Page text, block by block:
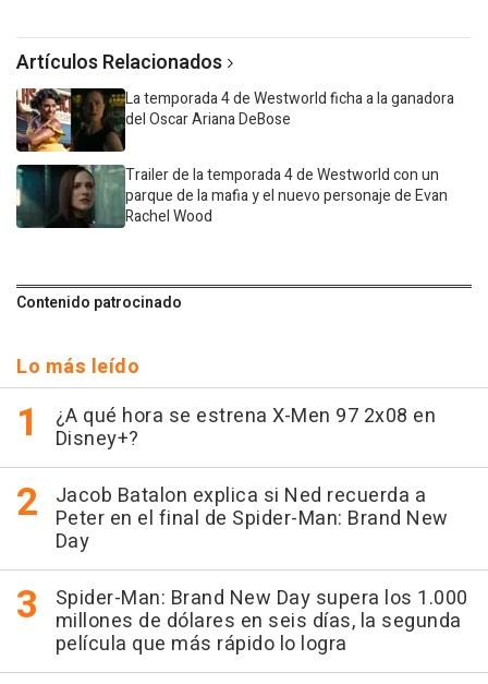
Artículos Relacionados
La temporada 4 de Westworld ficha a la ganadora
del Oscar Ariana DeBose
Trailer de la temporada 4 de Westworld con un
parque de la mafia y el nuevo personaje de Evan
Rachel Wood
Contenido patrocinado
Lo más leído
¿A qué hora se estrena X-Men 97 2x08 en
Disney+?
Jacob Batalon explica si Ned recuerda a
Peter en el final de Spider-Man: Brand New
Day
Spider-Man: Brand New Day supera los 1.000
millones de dólares en seis días, la segunda
película que más rápido lo logra